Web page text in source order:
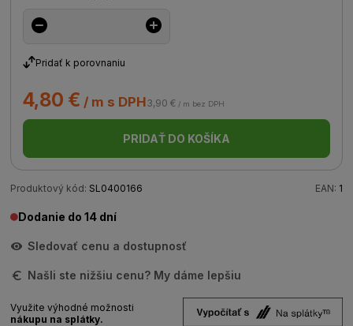
Pridať k porovnaniu
4,80 € / m s DPH3,90 € / m bez DPH
PRIDAŤ DO KOŠÍKA
Produktový kód: SL0400166 EAN: 1
Dodanie do 14 dní
Sledovať cenu a dostupnosť
Našli ste nižšiu cenu? My dáme lepšiu
Využite výhodné možnosti
nákupu na splátky.